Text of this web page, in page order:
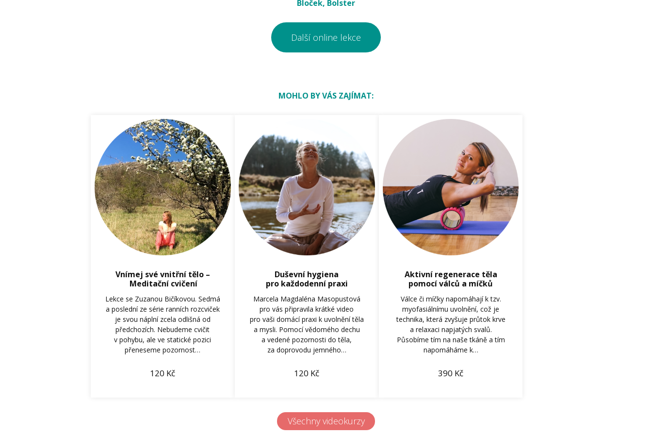
Bloček, Bolster
Další online lekce
MOHLO BY VÁS ZAJÍMAT:
Vnímej své vnitřní tělo –
Meditační cvičení
Lekce se Zuzanou Bičíkovou. Sedmá
a poslední ze série ranních rozcviček
je svou náplní zcela odlišná od
předchozích. Nebudeme cvičit
v pohybu, ale ve statické pozici
přeneseme pozornost…
120 Kč
Duševní hygiena
pro každodenní praxi
Marcela Magdaléna Masopustová
pro vás připravila krátké video
pro vaši domácí praxi k uvolnění těla
a mysli. Pomocí vědomého dechu
a vedené pozornosti do těla,
za doprovodu jemného…
120 Kč
Aktivní regenerace těla
pomocí válců a míčků
Válce či míčky napomáhají k tzv.
myofasiálnímu uvolnění, což je
technika, která zvyšuje průtok krve
a relaxaci napjatých svalů.
Působíme tím na naše tkáně a tím
napomáháme k…
390 Kč
Všechny videokurzy